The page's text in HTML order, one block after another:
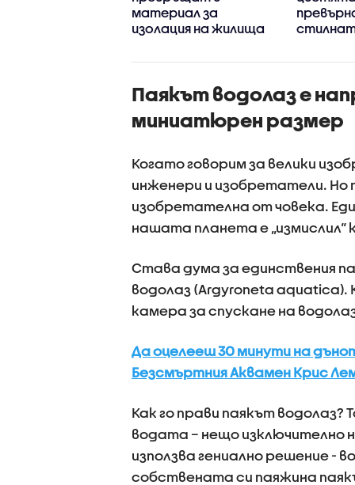
материал за
изолация на жилища
Паякът водолаз е
миниатюрен размер
Когато говорим за велики
инженери и изобретатели. Но
изобретателна от човека.
нашата планета е „измислил“
Става дума за единствения
водолаз (Argyroneta aquatica).
камера за спускане на
Да оцелееш 30 минути на
Безсмъртния Аквамен Крис
Как го прави паякът
водата – нещо изключително
използва гениално решение -
собствената си паяжина